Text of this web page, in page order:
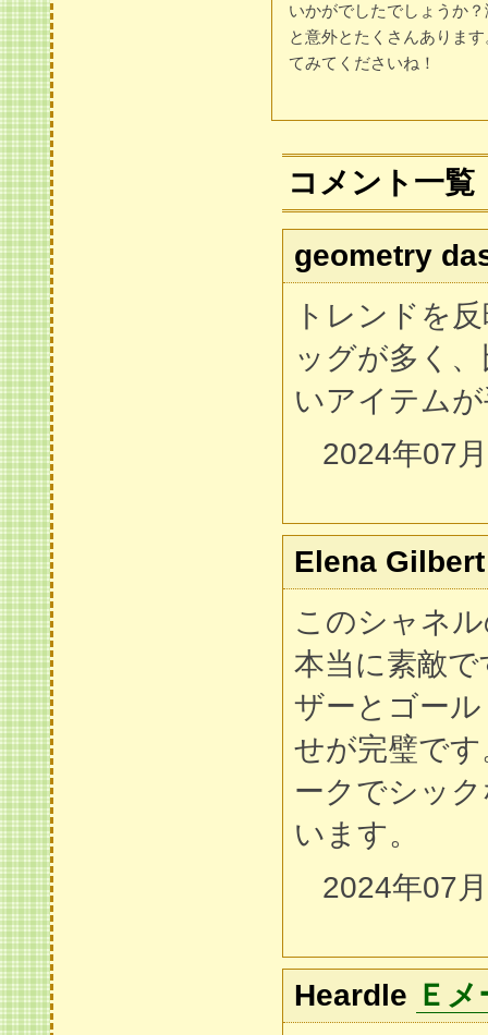
いかがでしたでしょうか
と意外とたくさんありま
てみてくださいね！
コメント一覧
geometry
トレンドを
ッグが多く
いアイテム
2024年07
Elena Gilbert
このシャネ
本当に素敵
ザーとゴー
せが完璧で
ークでシッ
います。
2024年07
Heardle Ｅ